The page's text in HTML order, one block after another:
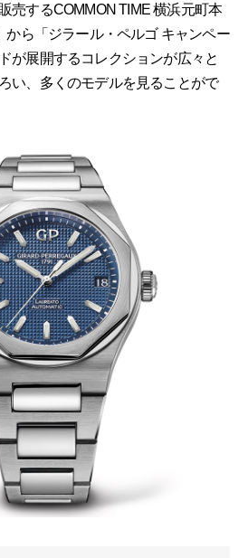
売するCOMMON TIME 横浜元町本
から「ジラール・ペルゴ キャンペー
が展開するコレクションが広々と
い、多くのモデルを見ることがで